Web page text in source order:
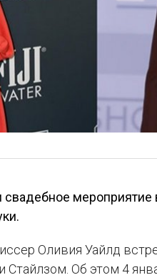
свадебное
Оливия Уайлд
Стайлзом. Об этом 4